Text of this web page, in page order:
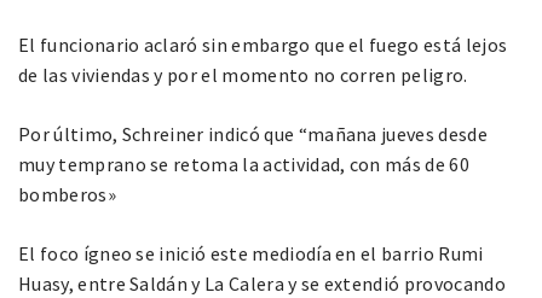
El funcionario aclaró sin embargo que el fuego está lejos
de las viviendas y por el momento no corren peligro.
Por último, Schreiner indicó que “mañana jueves desde
muy temprano se retoma la actividad, con más de 60
bomberos»
El foco ígneo se inició este mediodía en el barrio Rumi
Huasy, entre Saldán y La Calera y se extendió provocando